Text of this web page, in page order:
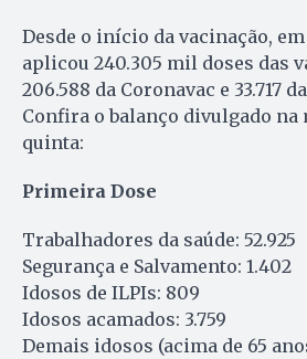
Desde o início da vacinação,
aplicou 240.305 mil doses das
206.588 da Coronavac e 33.717
Confira o balanço divulgado na
quinta:
Primeira Dose
Trabalhadores da saúde: 52.925
Segurança e Salvamento: 1.402
Idosos de ILPIs: 809
Idosos acamados: 3.759
Demais idosos (acima de 65